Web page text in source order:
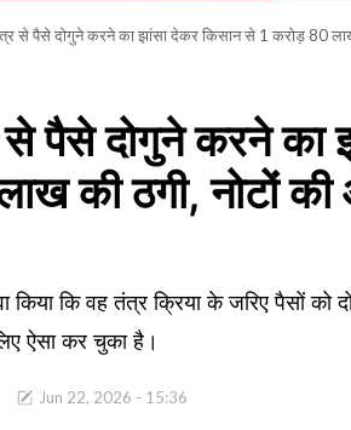
से पैसे दोगुने करने का झांसा देकर किसान से 1 करोड़ 80 लाख
पैसे दोगुने करने का
की ठगी, नोटों की
किया कि वह तंत्र क्रिया के जरिए पैसों
ऐसा कर चुका है।
Jun 22, 2026 - 15:36